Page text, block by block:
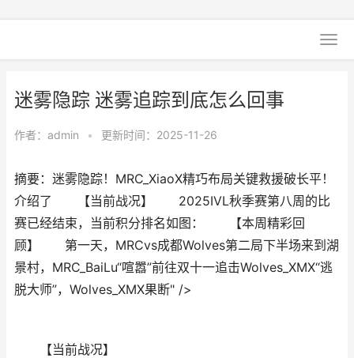
迷雾隐踪 迷雾追踪到底怎么回事
作者： admin • 更新时间：2025-11-26
摘要：迷雾隐踪！MRC_XiaoX精巧布局关键救援破长平！
介绍了 【当前战况】 2025IVL秋季赛第八周的比
赛已经结束，当前积分排名如图： 【本周精彩回
顾】 第一天，MRCvs成都Wolves第二局下半场来到湖
景村，MRC_BaiLu“喧嚣”前往双十一追击Wolves_XMX“逃
脱大师”，Wolves_XMX果断" />
【当前战况】